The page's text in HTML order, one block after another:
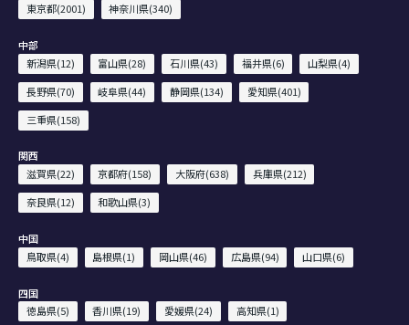
東京都(2001)
神奈川県(340)
中部
新潟県(12)
富山県(28) 石川県(43) 福井県(6)
山梨県(4)
長野県(70)
岐阜県(44) 静岡県(134)
愛知県(401)
三重県(158)
関西
滋賀県(22)
京都府(158) 大阪府(638)
兵庫県(212)
奈良県(12)
和歌山県(3)
中国
鳥取県(4)
島根県(1) 岡山県(46) 広島県(94) 山口県(6)
四国
徳島県(5)
香川県(19) 愛媛県(24) 高知県(1)